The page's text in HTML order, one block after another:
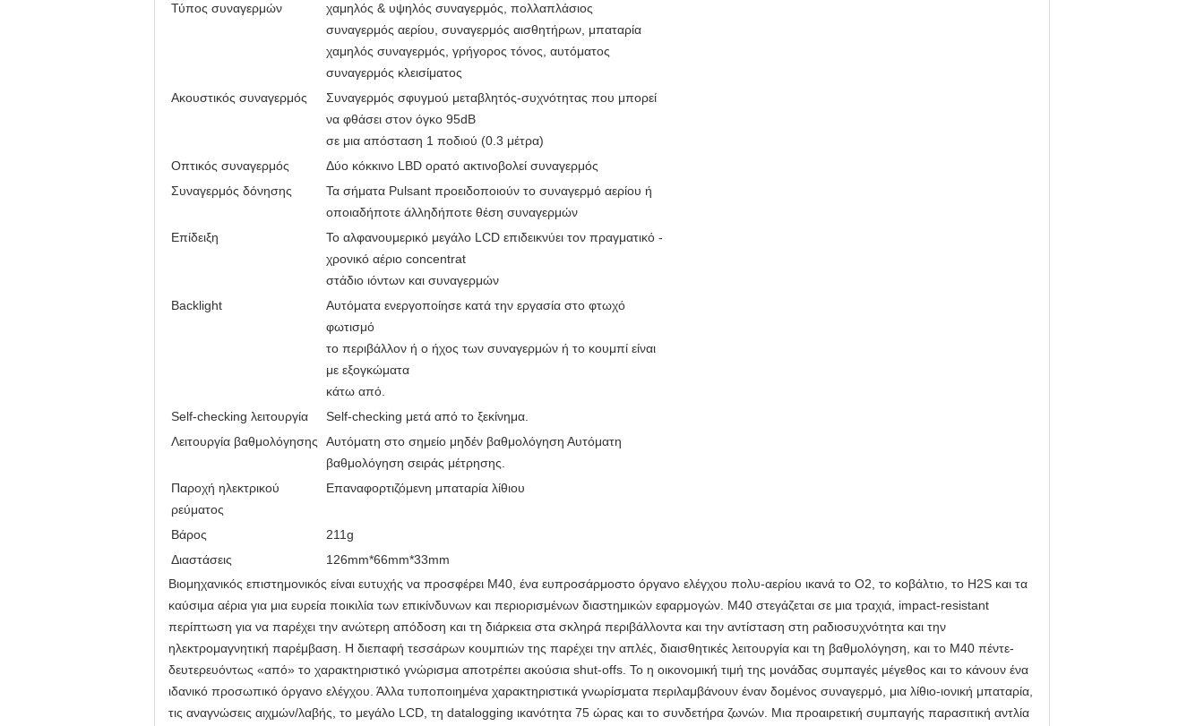
Τύπος συναγερμών
χαμηλός & υψηλός συναγερμός, πολλαπλάσιος
συναγερμός αερίου, συναγερμός αισθητήρων, μπαταρία
χαμηλός συναγερμός, γρήγορος τόνος, αυτόματος
συναγερμός κλεισίματος
Ακουστικός συναγερμός
Συναγερμός σφυγμού μεταβλητός-συχνότητας που μπορεί
να φθάσει στον όγκο 95dB
σε μια απόσταση 1 ποδιού (0.3 μέτρα)
Οπτικός συναγερμός
Δύο κόκκινο LBD ορατό ακτινοβολεί συναγερμός
Συναγερμός δόνησης
Τα σήματα Pulsant προειδοποιούν το συναγερμό αερίου ή
οποιαδήποτε άλληδήποτε θέση συναγερμών
Επίδειξη
Το αλφανουμερικό μεγάλο LCD επιδεικνύει τον πραγματικό -
χρονικό αέριο concentrat
στάδιο ιόντων και συναγερμών
Backlight
Αυτόματα ενεργοποίησε κατά την εργασία στο φτωχό
φωτισμό
το περιβάλλον ή ο ήχος των συναγερμών ή το κουμπί είναι
με εξογκώματα
κάτω από.
Self-checking λειτουργία
Self-checking μετά από το ξεκίνημα.
Λειτουργία βαθμολόγησης
Αυτόματη στο σημείο μηδέν βαθμολόγηση Αυτόματη
βαθμολόγηση σειράς μέτρησης.
Παροχή ηλεκτρικού
ρεύματος
Επαναφορτιζόμενη μπαταρία λίθιου
Βάρος
211g
Διαστάσεις
126mm*66mm*33mm
Βιομηχανικός επιστημονικός είναι ευτυχής να προσφέρει M40, ένα ευπροσάρμοστο όργανο ελέγχου πολυ-αερίου ικανά το Ο2, το κοβάλτιο, το H2S και τα
καύσιμα αέρια για μια ευρεία ποικιλία των επικίνδυνων και περιορισμένων διαστημικών εφαρμογών. M40 στεγάζεται σε μια τραχιά, impact-resistant
περίπτωση για να παρέχει την ανώτερη απόδοση και τη διάρκεια στα σκληρά περιβάλλοντα και την αντίσταση στη ραδιοσυχνότητα και την
ηλεκτρομαγνητική παρέμβαση. Η διεπαφή τεσσάρων κουμπιών της παρέχει την απλές, διαισθητικές λειτουργία και τη βαθμολόγηση, και το M40 πέντε-
δευτερευόντως «από» το χαρακτηριστικό γνώρισμα αποτρέπει ακούσια shut-offs. Το η οικονομική τιμή της μονάδας συμπαγές μέγεθος και το κάνουν ένα
ιδανικό προσωπικό όργανο ελέγχου. Άλλα τυποποιημένα χαρακτηριστικά γνωρίσματα περιλαμβάνουν έναν δομένος συναγερμό, μια λίθιο-ιονική μπαταρία,
τις αναγνώσεις αιχμών/λαβής, το μεγάλο LCD, τη datalogging ικανότητα 75 ώρας και το συνδετήρα ζωνών. Μια προαιρετική συμπαγής παρασιτική αντλία